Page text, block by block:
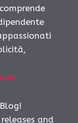
and